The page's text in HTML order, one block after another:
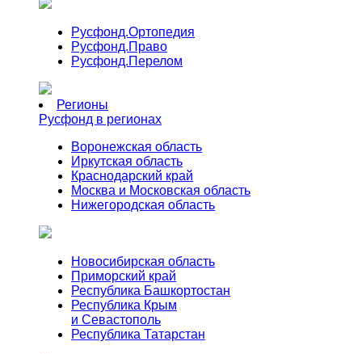
Русфонд.Ортопедия
Русфонд.Право
Русфонд.Перелом
Регионы
Русфонд в регионах
Воронежская область
Иркутская область
Краснодарский край
Москва и Московская область
Нижегородская область
Новосибирская область
Приморский край
Республика Башкортостан
Республика Крым
и Севастополь
Республика Татарстан